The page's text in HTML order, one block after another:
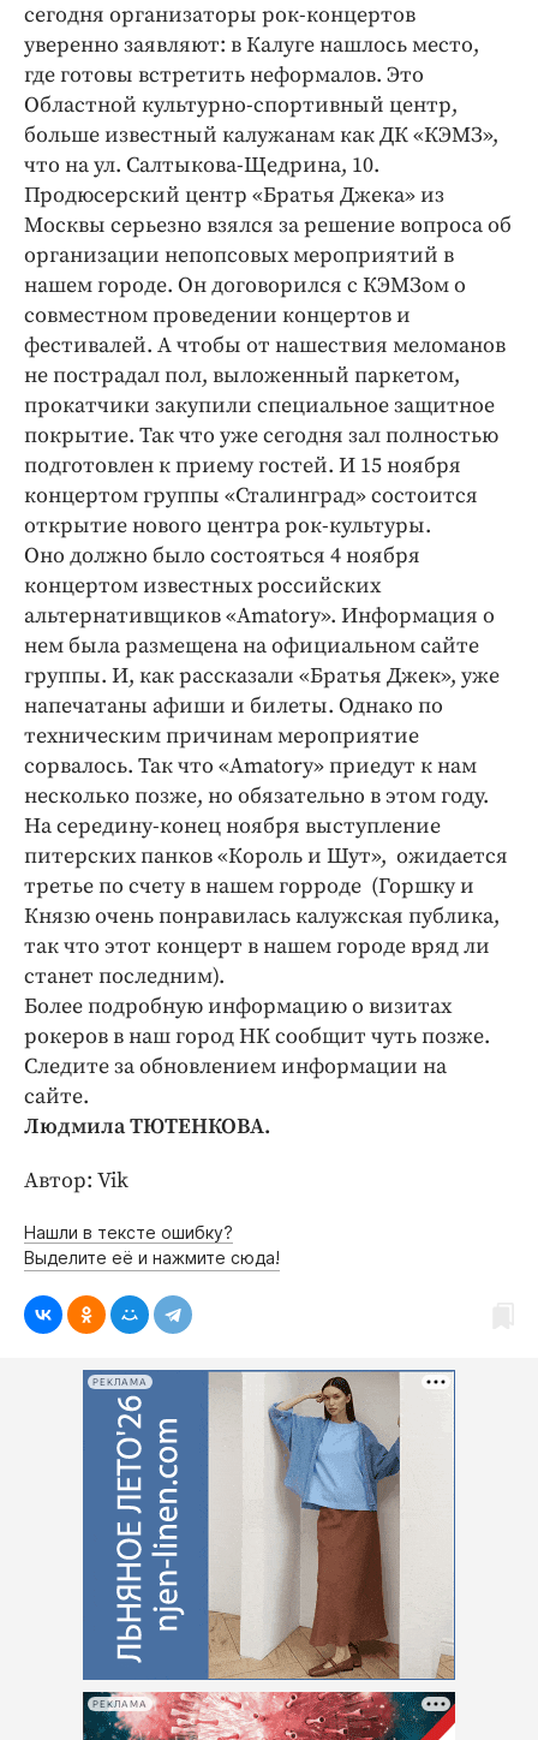
Блоги
Издания
Медиаперсона
Интересное чтиво
Клиника года
Бренд года
Работодатель года
сегодня организаторы рок-концертов
уверенно заявляют: в Калуге нашлось место,
где готовы встретить неформалов. Это
Областной культурно-спортивный центр,
больше известный калужанам как ДК «КЭМЗ»,
что на ул. Салтыкова-Щедрина, 10.
Продюсерский центр «Братья Джека» из
Москвы серьезно взялся за решение вопроса об
организации непопсовых мероприятий в
нашем городе. Он договорился с КЭМЗом о
совместном проведении концертов и
фестивалей. А чтобы от нашествия меломанов
не пострадал пол, выложенный паркетом,
прокатчики закупили специальное защитное
покрытие. Так что уже сегодня зал полностью
подготовлен к приему гостей. И 15 ноября
концертом группы «Сталинград» состоится
открытие нового центра рок-культуры.
Оно должно было состояться 4 ноября
концертом известных российских
альтернативщиков «Amatory». Информация о
нем была размещена на официальном сайте
группы. И, как рассказали «Братья Джек», уже
напечатаны афиши и билеты. Однако по
техническим причинам мероприятие
сорвалось. Так что «Amatory» приедут к нам
несколько позже, но обязательно в этом году.
На середину-конец ноября выступление
питерских панков «Король и Шут», ожидается
третье по счету в нашем горроде (Горшку и
Князю очень понравилась калужская публика,
так что этот концерт в нашем городе вряд ли
станет последним).
Более подробную информацию о визитах
рокеров в наш город НК сообщит чуть позже.
Следите за обновлением информации на
сайте.
Людмила ТЮТЕНКОВА.
Автор: Vik
Нашли в тексте ошибку?
Выделите её и нажмите сюда!
РЕКЛАМА
РЕКЛАМА